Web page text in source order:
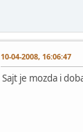
10-04-2008, 16:06:47
Sajt je mozda i